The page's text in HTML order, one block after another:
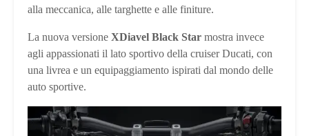
alla meccanica, alle targhette e alle finiture.
La nuova versione XDiavel Black Star mostra invece
agli appassionati il lato sportivo della cruiser Ducati, con
una livrea e un equipaggiamento ispirati dal mondo delle
auto sportive.